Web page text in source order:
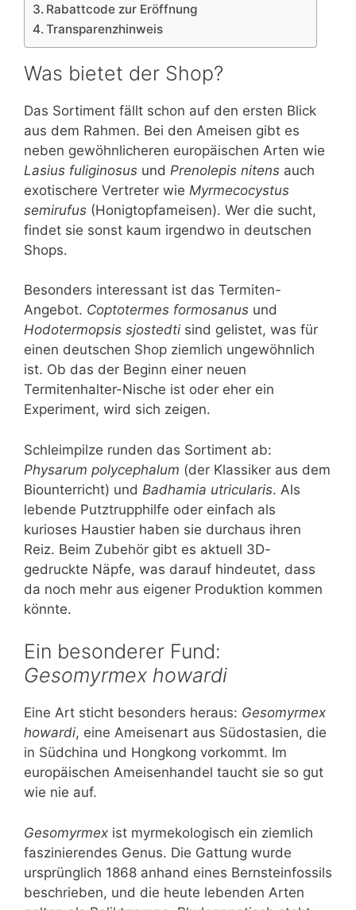
Rabattcode zur Eröffnung
Transparenzhinweis
Was bietet der Shop?
Das Sortiment fällt schon auf den ersten Blick
aus dem Rahmen. Bei den Ameisen gibt es
neben gewöhnlicheren europäischen Arten wie
Lasius fuliginosus und Prenolepis nitens auch
exotischere Vertreter wie Myrmecocystus
semirufus (Honigtopfameisen). Wer die sucht,
findet sie sonst kaum irgendwo in deutschen
Shops.
Besonders interessant ist das Termiten-
Angebot. Coptotermes formosanus und
Hodotermopsis sjostedti sind gelistet, was für
einen deutschen Shop ziemlich ungewöhnlich
ist. Ob das der Beginn einer neuen
Termitenhalter-Nische ist oder eher ein
Experiment, wird sich zeigen.
Schleimpilze runden das Sortiment ab:
Physarum polycephalum (der Klassiker aus dem
Biounterricht) und Badhamia utricularis. Als
lebende Putztrupphilfe oder einfach als
kurioses Haustier haben sie durchaus ihren
Reiz. Beim Zubehör gibt es aktuell 3D-
gedruckte Näpfe, was darauf hindeutet, dass
da noch mehr aus eigener Produktion kommen
könnte.
Ein besonderer Fund:
Gesomyrmex howardi
Eine Art sticht besonders heraus: Gesomyrmex
howardi, eine Ameisenart aus Südostasien, die
in Südchina und Hongkong vorkommt. Im
europäischen Ameisenhandel taucht sie so gut
wie nie auf.
Gesomyrmex ist myrmekologisch ein ziemlich
faszinierendes Genus. Die Gattung wurde
ursprünglich 1868 anhand eines Bernsteinfossils
beschrieben, und die heute lebenden Arten